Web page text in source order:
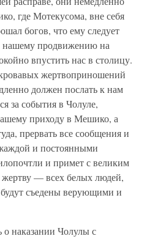
где Мотекусома, вне себя
богов, что ему следует
нашему продвижению на
впустить нас в столицу.
жертвоприношений
должен послать к нам
за события в Чолуле,
приходу в Мешико, а
прервать все сообщения и
и постоянными
и примет с великим
— всех белых людей,
съедены верующими и
о наказании Чолулы с